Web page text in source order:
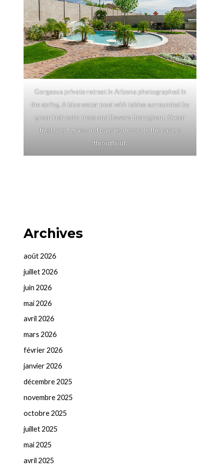
Gorgeous private retreat in Arizona photographed in
the spring. A blue water pool with tables surrounded by
green lush palm trees and flowers thorughout. Green
freshly cut grass and pansies decorate the pavers
throughout.
Archives
août 2026
juillet 2026
juin 2026
mai 2026
avril 2026
mars 2026
février 2026
janvier 2026
décembre 2025
novembre 2025
octobre 2025
juillet 2025
mai 2025
avril 2025